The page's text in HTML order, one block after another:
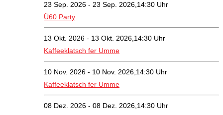
23 Sep. 2026 - 23 Sep. 2026,14:30 Uhr
Ü60 Party
13 Okt. 2026 - 13 Okt. 2026,14:30 Uhr
Kaffeeklatsch fer Umme
10 Nov. 2026 - 10 Nov. 2026,14:30 Uhr
Kaffeeklatsch fer Umme
08 Dez. 2026 - 08 Dez. 2026,14:30 Uhr